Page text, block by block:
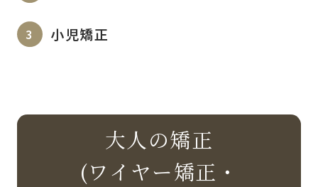
小児矯正
大人の矯正
(ワイヤー矯正・